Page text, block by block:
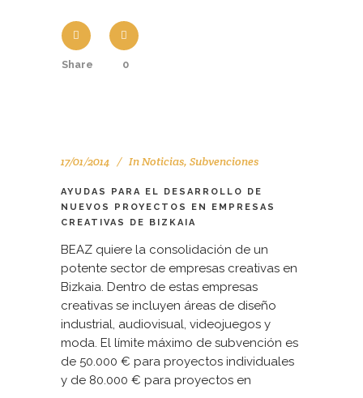
Share 0
17/01/2014 InNoticias, Subvenciones
AYUDAS PARA EL DESARROLLO DE
NUEVOS PROYECTOS EN EMPRESAS
CREATIVAS DE BIZKAIA
BEAZ quiere la consolidación de un
potente sector de empresas creativas en
Bizkaia. Dentro de estas empresas
creativas se incluyen áreas de diseño
industrial, audiovisual, videojuegos y
moda. El límite máximo de subvención es
de 50.000 € para proyectos individuales
y de 80.000 € para proyectos en